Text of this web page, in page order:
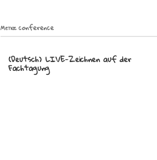
Метка:conference
(Deutsch) LIVE-Zeichnen auf der
Fachtagung